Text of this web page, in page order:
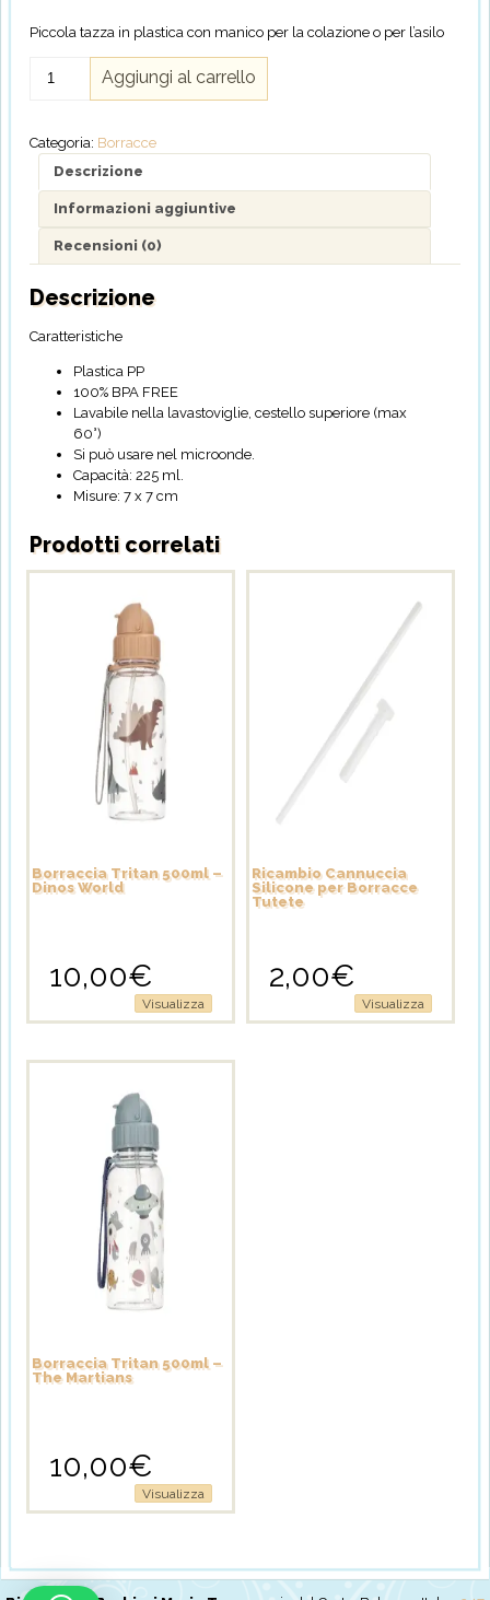
era: è:
Piccola tazza in plastica con manico per la colazione o per l’asilo
Pianeti
Aggiungi al carrello
Categoria: Borracce
Descrizione
Informazioni aggiuntive
Recensioni (0)
Descrizione
Caratteristiche
Plastica PP
100% BPA FREE
Lavabile nella lavastoviglie, cestello superiore (max
60°)
Si può usare nel microonde.
Capacità: 225 ml.
Misure: 7 x 7 cm
Prodotti correlati
Borraccia Tritan 500ml –
Dinos World
10,00€
Visualizza
Ricambio Cannuccia
Silicone per Borracce
Tutete
2,00€
Visualizza
Borraccia Tritan 500ml –
The Martians
10,00€
Visualizza